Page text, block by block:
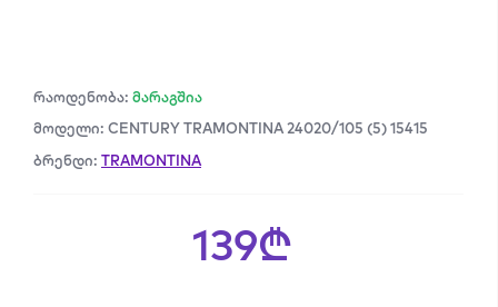
რაოდენობა: მარაგშია
მოდელი: CENTURY TRAMONTINA 24020/105 (5) 15415
ბრენდი: TRAMONTINA
139₾